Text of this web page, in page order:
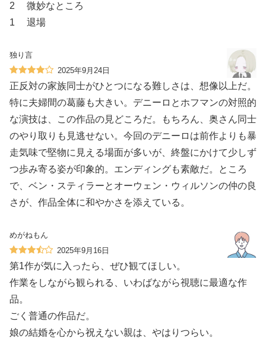
2 微妙なところ
1 退場
独り言
2025年9月24日
正反対の家族同士がひとつになる難しさは、想像以上だ。
特に夫婦間の葛藤も大きい。デニーロとホフマンの対照的
な演技は、この作品の見どころだ。もちろん、奥さん同士
のやり取りも見逃せない。今回のデニーロは前作よりも暴
走気味で堅物に見える場面が多いが、終盤にかけて少しず
つ歩み寄る姿が印象的。エンディングも素敵だ。ところ
で、ベン・スティラーとオーウェン・ウィルソンの仲の良
さが、作品全体に和やかさを添えている。
めがねもん
2025年9月16日
第1作が気に入ったら、ぜひ観てほしい。
作業をしながら観られる、いわばながら視聴に最適な作
品。
ごく普通の作品だ。
娘の結婚を心から祝えない親は、やはりつらい。